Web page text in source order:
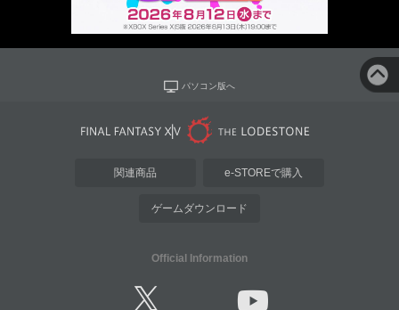
パソコン版へ
関連商品 e-STOREで購入
ゲームダウンロード
Official Information